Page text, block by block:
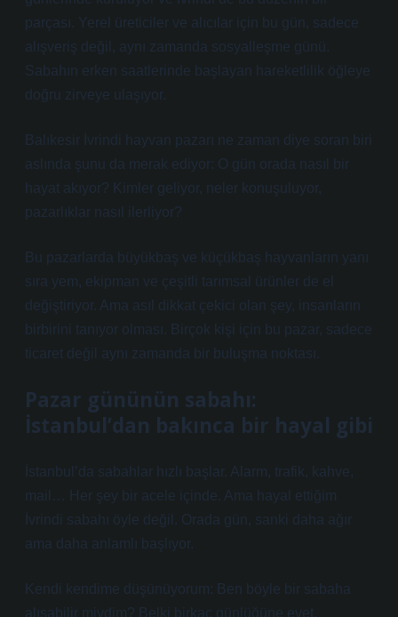
parçası. Yerel üreticiler ve alıcılar için bu gün, sadece
alışveriş değil, aynı zamanda sosyalleşme günü.
Sabahın erken saatlerinde başlayan hareketlilik öğleye
doğru zirveye ulaşıyor.
Balıkesir İvrindi hayvan pazarı ne zaman diye soran biri
aslında şunu da merak ediyor: O gün orada nasıl bir
hayat akıyor? Kimler geliyor, neler konuşuluyor,
pazarlıklar nasıl ilerliyor?
Bu pazarlarda büyükbaş ve küçükbaş hayvanların yanı
sıra yem, ekipman ve çeşitli tarımsal ürünler de el
değiştiriyor. Ama asıl dikkat çekici olan şey, insanların
birbirini tanıyor olması. Birçok kişi için bu pazar, sadece
ticaret değil aynı zamanda bir buluşma noktası.
Pazar gününün sabahı:
İstanbul’dan bakınca bir hayal gibi
İstanbul’da sabahlar hızlı başlar. Alarm, trafik, kahve,
mail… Her şey bir acele içinde. Ama hayal ettiğim
İvrindi sabahı öyle değil. Orada gün, sanki daha ağır
ama daha anlamlı başlıyor.
Kendi kendime düşünüyorum: Ben böyle bir sabaha
alışabilir miydim? Belki birkaç günlüğüne evet.